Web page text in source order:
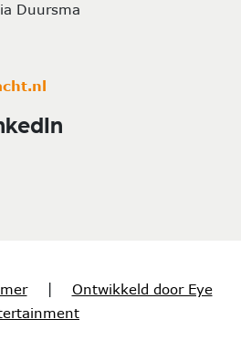
Duursma
Ontwikkeld door Eye